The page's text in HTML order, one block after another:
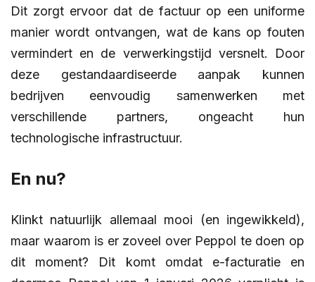
Dit zorgt ervoor dat de factuur op een uniforme
manier wordt ontvangen, wat de kans op fouten
vermindert en de verwerkingstijd versnelt. Door
deze gestandaardiseerde aanpak kunnen
bedrijven eenvoudig samenwerken met
verschillende partners, ongeacht hun
technologische infrastructuur.
En nu?
Klinkt natuurlijk allemaal mooi (en ingewikkeld),
maar waarom is er zoveel over Peppol te doen op
dit moment? Dit komt omdat e-facturatie en